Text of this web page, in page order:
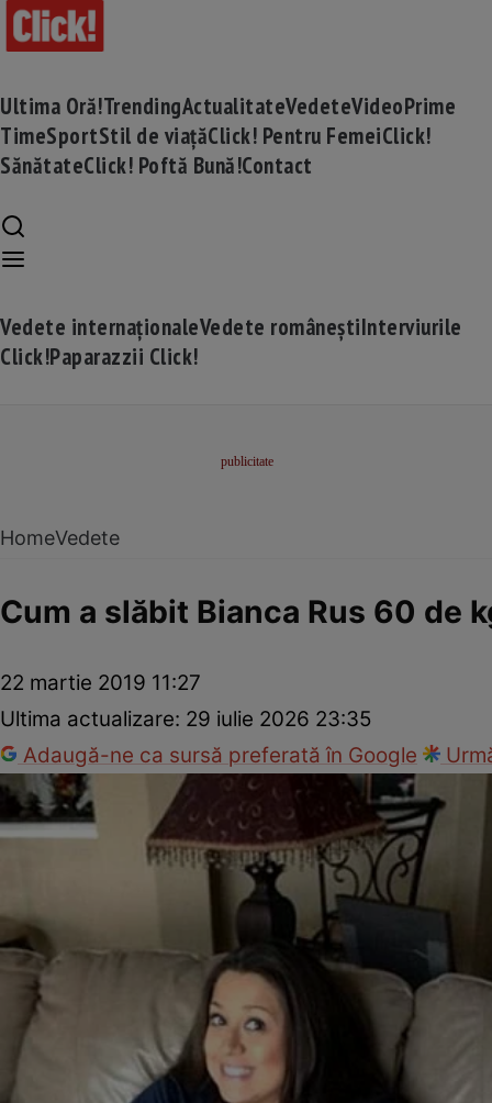
Ultima Oră!TrendingActualitateVedeteVideoPrime
TimeSportStil de viațăClick! Pentru FemeiClick!
SănătateClick! Poftă Bună!Contact
Vedete internaționaleVedete româneștiInterviurile
Click!Paparazzii Click!
HomeVedete
Cum a slăbit Bianca Rus 60 de
22 martie 2019 11:27
Ultima actualizare: 29 iulie 2026 23:35
Adaugă-ne ca sursă preferată în Google